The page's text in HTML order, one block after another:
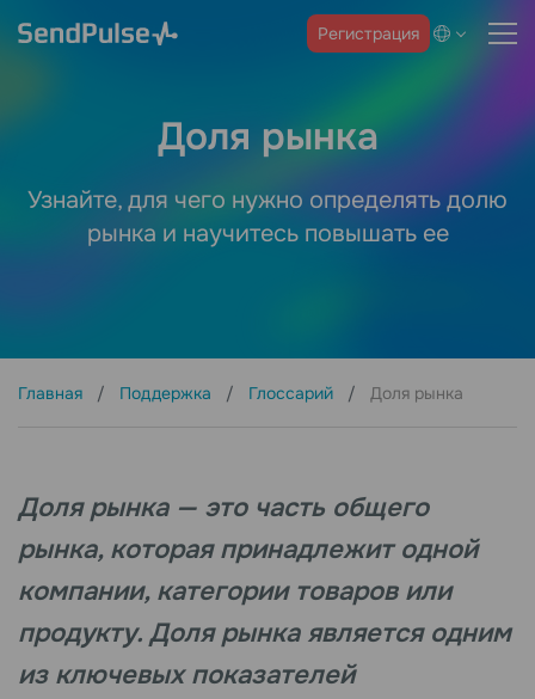
Регистрация
Доля рынка
Узнайте, для чего нужно определять долю
рынка и научитесь повышать ее
Главная Поддержка Глоссарий Доля рынка
Доля рынка — это часть общего
рынка, которая принадлежит одной
компании, категории товаров или
продукту. Доля рынка является одним
из ключевых показателей